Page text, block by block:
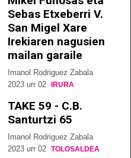
Sebas Etxeberri V.
San Migel Xare
Irekiaren nagusien
mailan garaile
Imanol Rodriguez Zabala
2023 urr 02 IRURA
TAKE 59 - C.B.
Santurtzi 65
Imanol Rodriguez Zabala
2023 urr 02 TOLOSALDEA